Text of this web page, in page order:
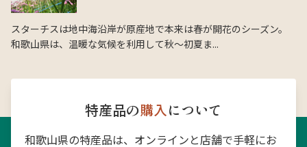
スターチスは地中海沿岸が原産地で本来は春が開花のシーズン。
和歌山県は、温暖な気候を利用して秋〜初夏ま...
特産品の購入について
和歌山県の特産品は、オンラインと店舗で手軽にお